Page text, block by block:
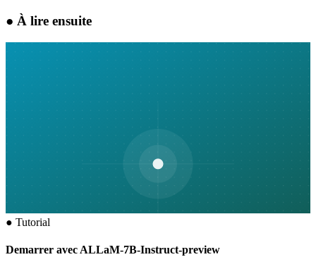
● À lire ensuite
● Tutorial
Demarrer avec ALLaM-7B-Instruct-preview